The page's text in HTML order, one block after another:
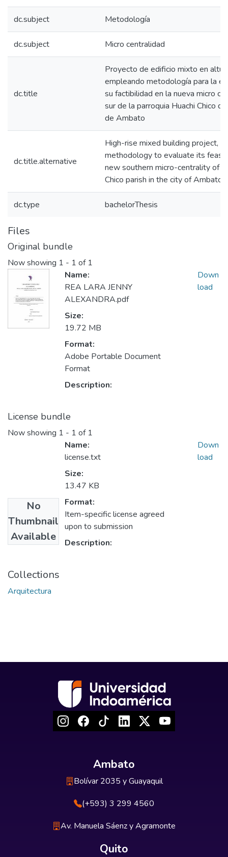
dc.subject Metodología
dc.subject Micro centralidad
dc.title
Proyecto de edificio mixto en
empleando metodología para la
su factibilidad en la nueva micro
sur de la parroquia Huachi Chico
de Ambato
dc.title.alternative
High-rise mixed building project,
methodology to evaluate its
new southern micro-centrality of
Chico parish in the city of Ambato
dc.type bachelorThesis
Files
Original bundle
Now showing 1 - 1 of 1
Name:
REA LARA JENNY
ALEXANDRA.pdf
Size:
19.72 MB
Format:
Adobe Portable Document
Format
Description:
Down
load
License bundle
Now showing 1 - 1 of 1
No
Thumbnail
Available
Name:
license.txt
Size:
13.47 KB
Format:
Item-specific license agreed
upon to submission
Description:
Down
load
Collections
Arquitectura
Ambato
Bolívar 2035 y Guayaquil
(+593) 3 299 4560
Av. Manuela Sáenz y Agramonte
Quito